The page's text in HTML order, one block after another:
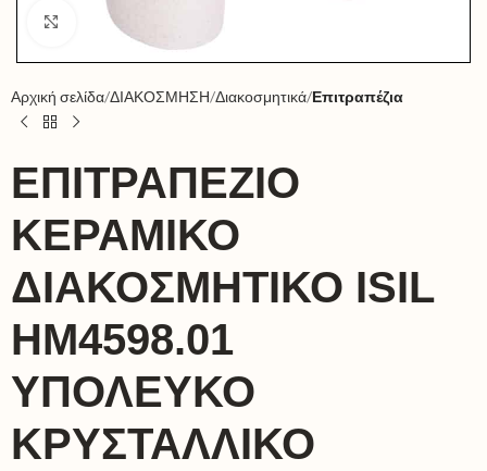
Click to enlarge
Αρχική σελίδα ΔΙΑΚΟΣΜΗΣΗ Διακοσμητικά Επιτραπέζια
ΕΠΙΤΡΑΠΕΖΙΟ
ΚΕΡΑΜΙΚΟ
ΔΙΑΚΟΣΜΗΤΙΚΟ ISIL
HM4598.01
ΥΠΟΛΕΥΚΟ
ΚΡΥΣΤΑΛΛΙΚΟ